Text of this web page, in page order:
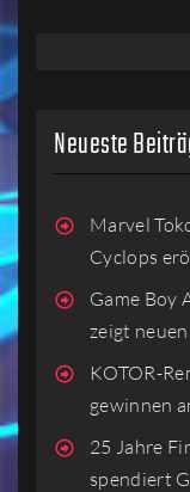
Neueste
Marvel
Cyclops
Game Boy
zeigt neuen
KOTOR-
gewinnen
25 Jahre
spendiert